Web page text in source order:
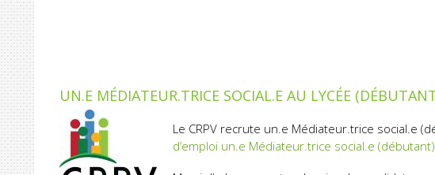
UN.E MÉDIATEUR.TRICE SOCIAL.E AU LYCÉE
Le CRPV recrute un.e Médiateur.trice social.e
d’emploi un.e Médiateur.trice social.e (débutant)